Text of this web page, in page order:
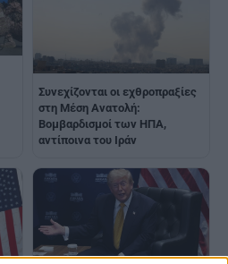
Συνεχίζονται οι εχθροπραξίες
στη Μέση Ανατολή:
Βομβαρδισμοί των ΗΠΑ,
αντίποινα του Ιράν